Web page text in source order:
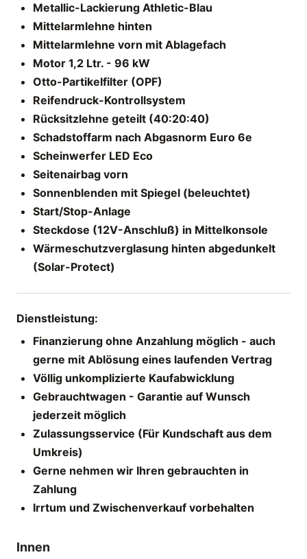
Metallic-Lackierung Athletic-Blau
Mittelarmlehne hinten
Mittelarmlehne vorn mit Ablagefach
Motor 1,2 Ltr. - 96 kW
Otto-Partikelfilter (OPF)
Reifendruck-Kontrollsystem
Rücksitzlehne geteilt (40:20:40)
Schadstoffarm nach Abgasnorm Euro 6e
Scheinwerfer LED Eco
Seitenairbag vorn
Sonnenblenden mit Spiegel (beleuchtet)
Start/Stop-Anlage
Steckdose (12V-Anschluß) in Mittelkonsole
Wärmeschutzverglasung hinten abgedunkelt
(Solar-Protect)
Dienstleistung:
Finanzierung ohne Anzahlung möglich - auch
gerne mit Ablösung eines laufenden Vertrag
Völlig unkomplizierte Kaufabwicklung
Gebrauchtwagen - Garantie auf Wunsch
jederzeit möglich
Zulassungsservice (Für Kundschaft aus dem
Umkreis)
Gerne nehmen wir Ihren gebrauchten in
Zahlung
Irrtum und Zwischenverkauf vorbehalten
Innen